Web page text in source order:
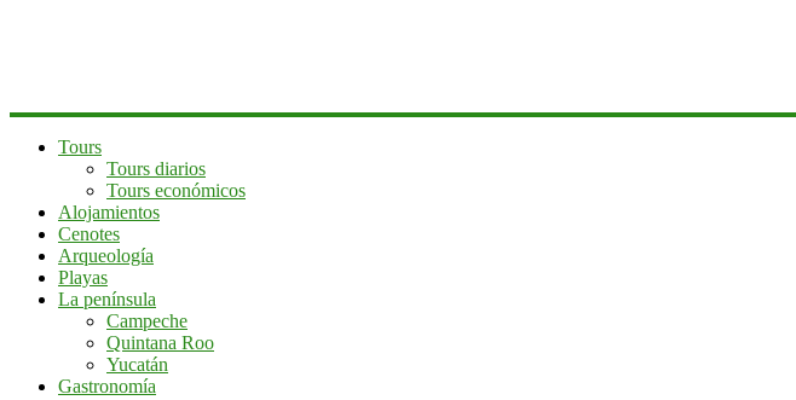
Tours
Tours diarios
Tours económicos
Alojamientos
Cenotes
Arqueología
Playas
La península
Campeche
Quintana Roo
Yucatán
Gastronomía